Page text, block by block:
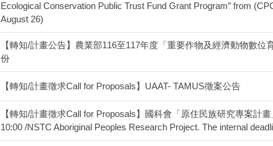
Ecological Conservation Public Trust Fund Grant Program” from
August 26)
【轉知/計畫公告】農業部116至117年度「重要作物及經濟動物數
份
【轉知/計畫徵求Call for Proposals】UAAT- TAMUS徵案公告
【轉知/計畫徵求Call for Proposals】國科會「原住民族研究專案計
10:00 /NSTC Aboriginal Peoples Research Project. The internal